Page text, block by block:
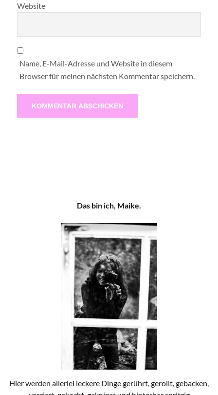
Website
Name, E-Mail-Adresse und Website in diesem
Browser für meinen nächsten Kommentar speichern.
Das bin ich, Maike.
Hier werden allerlei leckere Dinge gerührt, gerollt, gebacken,